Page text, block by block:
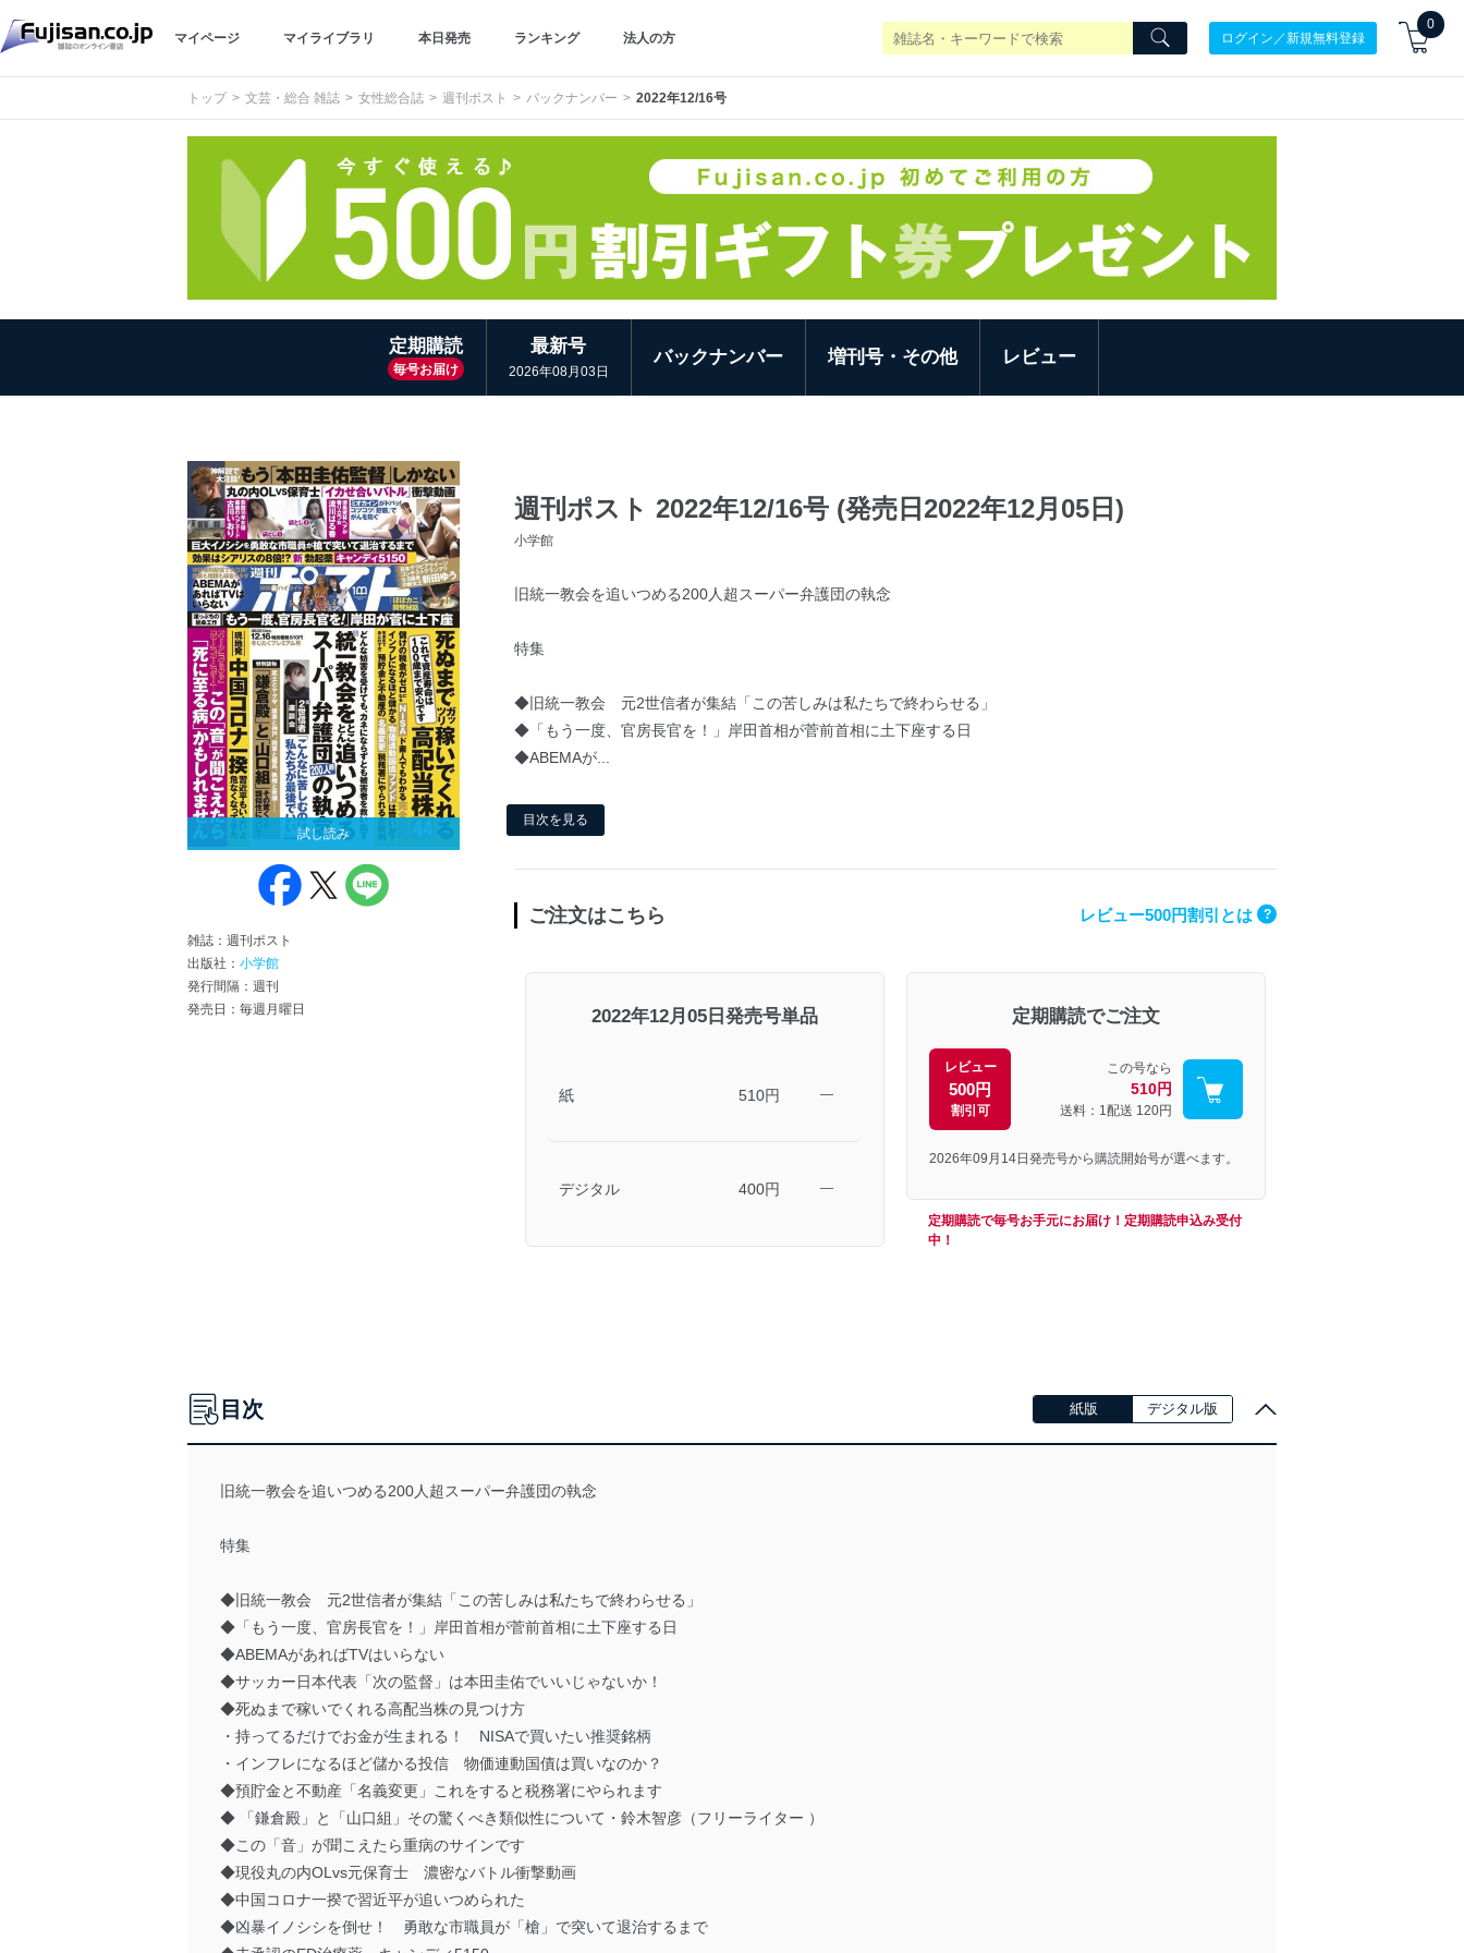
マイページ マイライブラリ 本日発売 ランキング 法人の方 ログイン／新規無料登録
0
トップ 文芸・総合 雑誌 女性総合誌 週刊ポスト バックナンバー 2022年12/16号
定期購読
毎号お届け
最新号
2026年08月03日
バックナンバー 増刊号・その他 レビュー
試し読み
雑誌：週刊ポスト
出版社： 小学館
発行間隔：週刊
発売日：毎週月曜日
週刊ポスト 2022年12/16号 (発売日2022年12月05日)
小学館
旧統一教会を追いつめる200人超スーパー弁護団の執念
特集
◆旧統一教会 元2世信者が集結「この苦しみは私たちで終わらせる」
◆「もう一度、官房長官を！」岸田首相が菅前首相に土下座する日
◆ABEMAが...
目次を見る
ご注文はこちら レビュー500円割引とは ?
2022年12月05日発売号単品
紙 510円 ―
デジタル 400円 ―
定期購読でご注文
レビュー
500円
割引可
この号なら
510円
送料：1配送 120円
2026年09月14日発売号から購読開始号が選べます。
定期購読で毎号お手元にお届け！定期購読申込み受付
中！
目次 紙版 デジタル版
旧統一教会を追いつめる200人超スーパー弁護団の執念
特集
◆旧統一教会 元2世信者が集結「この苦しみは私たちで終わらせる」
◆「もう一度、官房長官を！」岸田首相が菅前首相に土下座する日
◆ABEMAがあればTVはいらない
◆サッカー日本代表「次の監督」は本田圭佑でいいじゃないか！
◆死ぬまで稼いでくれる高配当株の見つけ方
・持ってるだけでお金が生まれる！ NISAで買いたい推奨銘柄
・インフレになるほど儲かる投信 物価連動国債は買いなのか？
◆預貯金と不動産「名義変更」これをすると税務署にやられます
◆ 「鎌倉殿」と「山口組」その驚くべき類似性について・鈴木智彦（フリーライター ）
◆この「音」が聞こえたら重病のサインです
◆現役丸の内OLvs元保育士 濃密なバトル衝撃動画
◆中国コロナ一揆で習近平が追いつめられた
◆凶暴イノシシを倒せ！ 勇敢な市職員が「槍」で突いて退治するまで